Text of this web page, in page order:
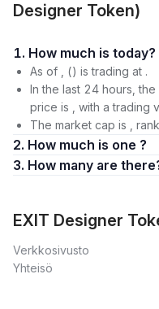
Designer Token)
1. How much is today?
As of , () is trading at .
In the last 24 hours,
price is , with a trading
The market cap is ,
2. How much is one ?
3. How many are
EXIT Designer
Verkkosivusto
Yhteisö